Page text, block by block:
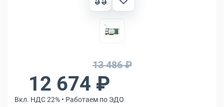
13 486 ₽
12 674 ₽
Вкл. НДС 22% • Работаем по ЭДО